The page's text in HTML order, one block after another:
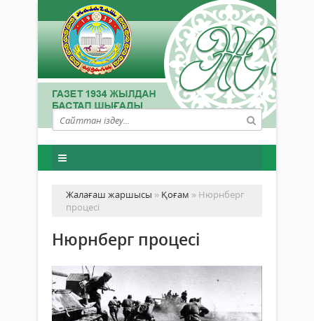
Жалағаш жаршысы » Қоғам » Нюрнберг
процесі
Нюрнберг процесі